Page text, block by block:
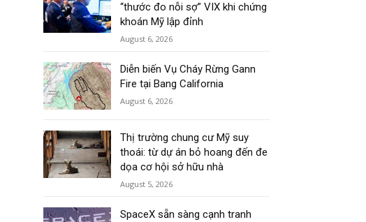
“thước đo nỗi sợ” VIX khi chứng
khoán Mỹ lập đỉnh
August 6, 2026
Diễn biến Vụ Cháy Rừng Gann
Fire tại Bang California
August 6, 2026
Thị trường chung cư Mỹ suy
thoái: từ dự án bỏ hoang đến đe
dọa cơ hội sở hữu nhà
August 5, 2026
SpaceX sẵn sàng cạnh tranh